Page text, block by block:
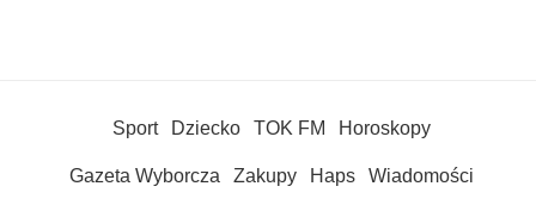
Sport Dziecko TOK FM Horoskopy
Gazeta Wyborcza Zakupy Haps Wiadomości